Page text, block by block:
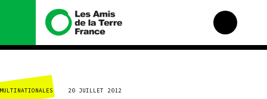
Nous connaître
Histoire
MULTINATIONALES 20 JUILLET 2012